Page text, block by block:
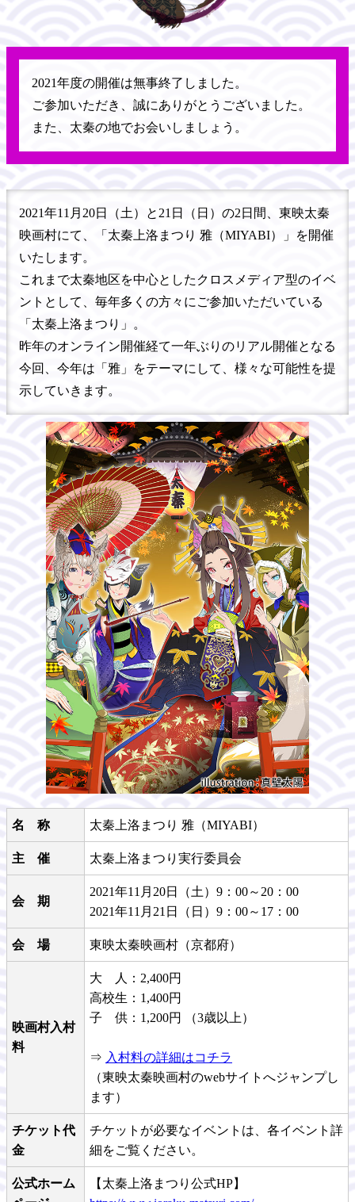
2021年度の開催は無事終了しました。
ご参加いただき、誠にありがとうございました。
また、太秦の地でお会いしましょう。
2021年11月20日（土）と21日（日）の2日間、東映太秦
映画村にて、「太秦上洛まつり 雅（MIYABI）」を開催
いたします。
これまで太秦地区を中心としたクロスメディア型のイベ
ントとして、毎年多くの方々にご参加いただいている
「太秦上洛まつり」。
昨年のオンライン開催経て一年ぶりのリアル開催となる
今回、今年は「雅」をテーマにして、様々な可能性を提
示していきます。
名　称 太秦上洛まつり 雅（MIYABI）
主　催 太秦上洛まつり実行委員会
会　期
2021年11月20日（土）9：00～20：00
2021年11月21日（日）9：00～17：00
会　場 東映太秦映画村（京都府）
映画村入村
料
大 人：2,400円
高校生：1,400円
子 供：1,200円 （3歳以上）
⇒ 入村料の詳細はコチラ
（東映太秦映画村のwebサイトへジャンプし
ます）
チケット代
金
チケットが必要なイベントは、各イベント詳
細をご覧ください。
公式ホーム
【太秦上洛まつり公式HP】